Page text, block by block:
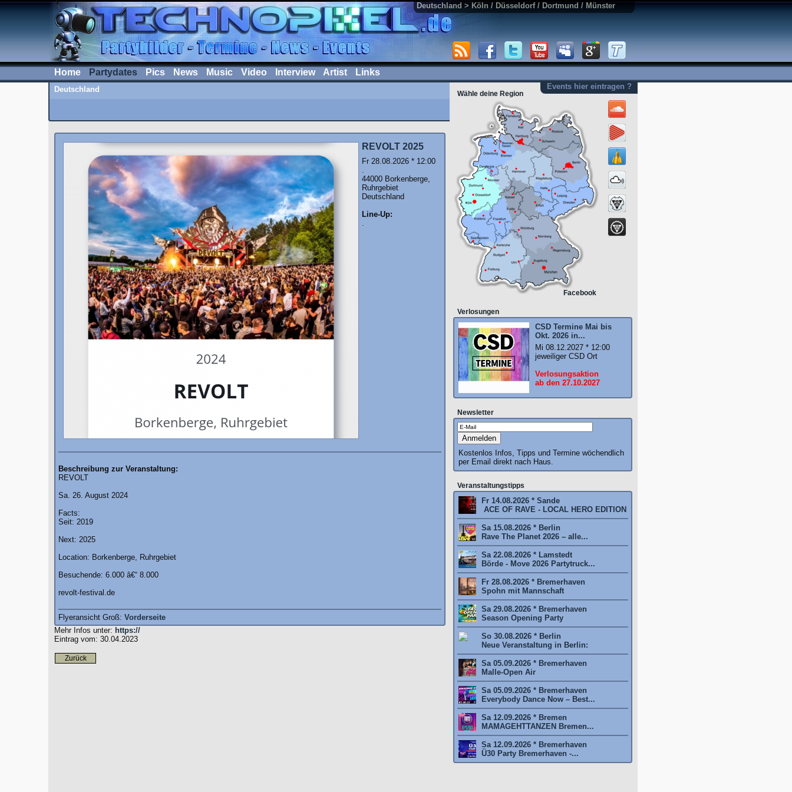
Deutschland > Köln / Düsseldorf / Dortmund / Münster
Home Partydates Pics News Music Video Interview Artist Links
Events hier eintragen ?
Deutschland Wähle deine Region
Facebook
Verlosungen
CSD Termine Mai bis
Okt. 2026 in...
Mi 08.12.2027 * 12:00
jeweiliger CSD Ort
Verlosungsaktion
ab den 27.10.2027
Newsletter
Kostenlos Infos, Tipps und Termine wöchendlich
per Email direkt nach Haus.
Veranstaltungstipps
Fr 14.08.2026 * Sande
ACE OF RAVE - LOCAL HERO EDITION
Sa 15.08.2026 * Berlin
Rave The Planet 2026 – alle...
Sa 22.08.2026 * Lamstedt
Börde - Move 2026 Partytruck...
Fr 28.08.2026 * Bremerhaven
Spohn mit Mannschaft
Sa 29.08.2026 * Bremerhaven
Season Opening Party
So 30.08.2026 * Berlin
Neue Veranstaltung in Berlin:
Sa 05.09.2026 * Bremerhaven
Malle-Open Air
Sa 05.09.2026 * Bremerhaven
Everybody Dance Now – Best...
Sa 12.09.2026 * Bremen
MAMAGEHTTANZEN Bremen...
Sa 12.09.2026 * Bremerhaven
Ü30 Party Bremerhaven -...
REVOLT 2025
Fr 28.08.2026 * 12:00
.
44000 Borkenberge,
Ruhrgebiet
Deutschland
Line-Up:
.
Beschreibung zur Veranstaltung:
REVOLT
Sa. 26. August 2024
Facts:
Seit: 2019
Next: 2025
Location: Borkenberge, Ruhrgebiet
Besuchende: 6.000 â€“ 8.000
revolt-festival.de
Flyeransicht Groß: Vorderseite
Mehr Infos unter: https://
Eintrag vom: 30.04.2023